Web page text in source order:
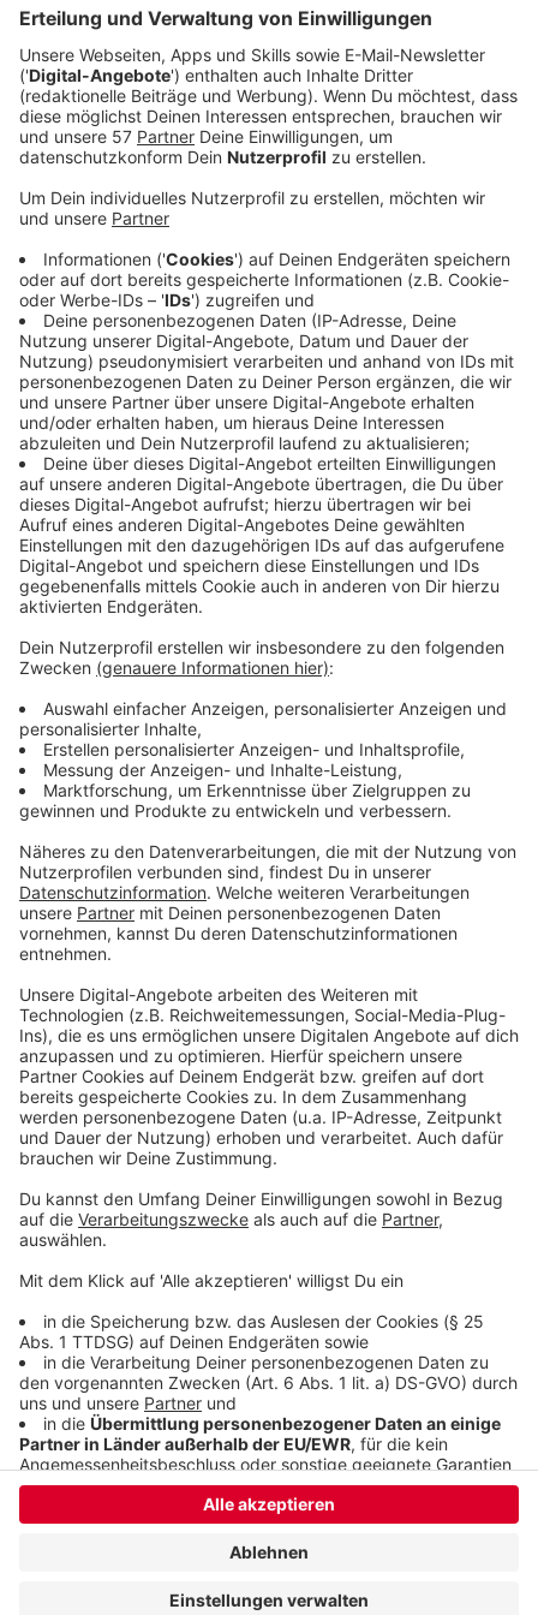
Verwechslungsgefahr zwischen Felix Jaehn
und Tiësto
Anzeige
Bei Instagram herrschte vor einigen Tagen leichte
Verwechslungsgefahr und zwar bei Felix Jaehn und
Tiësto. Felix hatte ein Foto von sich gepostet, bzw.
genau genommen von seiner Wachsfigur im Madame
Tussauds Berlin, wie er hinter dem DJ-Pult steht in
einer schwarz-weißen Baseball-Jacke. Und von Tiësto
gibt es ein Bild mit ähnlichem Outfit. Darauf, dass
beide scheinbar einen ähnlichen Geschmack haben,
wenn es um diese Jacken geht, wurde Felix Jaehn in
einer WhatsApp-Gruppe aufmerksam gemacht. Aber er
nahm es mit Humor und hat Tiësto in seiner Insta-
Story verlinkt. "Wir sehen aus wie Zwillinge, Bro!"
Musikalisch läuft’s bei Felix Jaehn aktuell aber auch
sehr rund – mit seiner neuen Single "Love on myself"
hat er den nächsten Hit gelandet.
Anzeige
Wir benötigen Ihre
Zustimmung, um den YouTube
Video-Service zu laden!
Wir verwenden einen Service eines
Drittanbieters, um Videoinhalte
sammeln. Bitte lesen Sie die
Details durch und stimmen Sie der
Nutzung des Service zu, um dieses
Video anzusehen.
Mehr Informationen
Akzeptieren
Management Platform
Felix Jaehn persönlichster Song bisher: Love on
myself
Anzeige
Anzeige